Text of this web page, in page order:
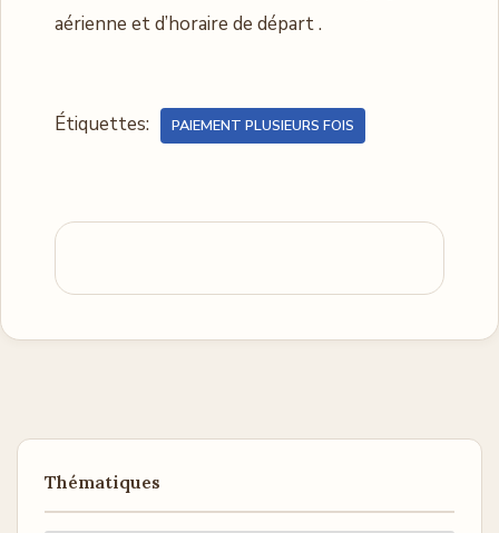
aérienne et d’horaire de départ .
Étiquettes: PAIEMENT PLUSIEURS FOIS
Thématiques